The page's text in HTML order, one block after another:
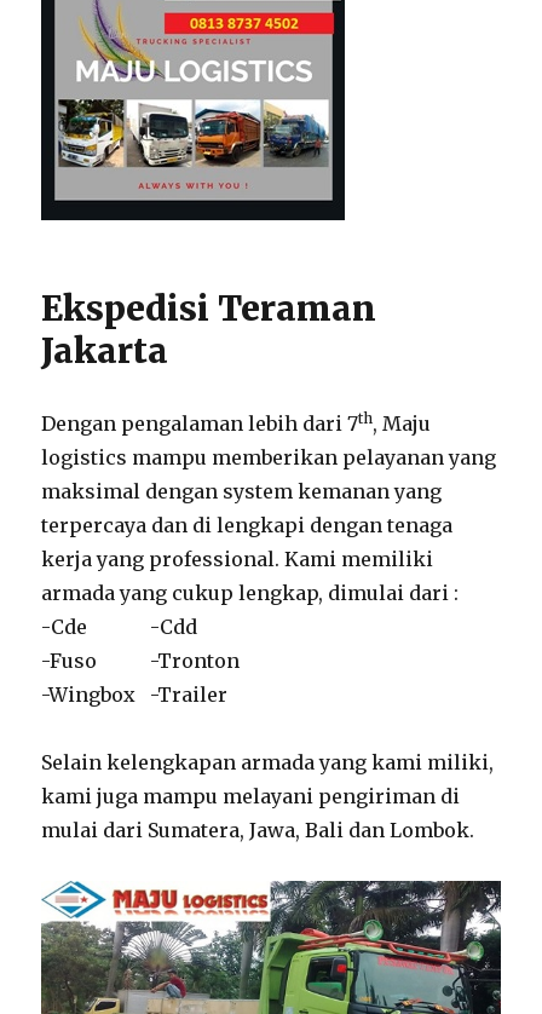
Ekspedisi Teraman
Jakarta
Dengan pengalaman lebih dari 7th, Maju
logistics mampu memberikan pelayanan yang
maksimal dengan system kemanan yang
terpercaya dan di lengkapi dengan tenaga
kerja yang professional. Kami memiliki
armada yang cukup lengkap, dimulai dari :
-Cde -Cdd
-Fuso -Tronton
-Wingbox -Trailer
Selain kelengkapan armada yang kami miliki,
kami juga mampu melayani pengiriman di
mulai dari Sumatera, Jawa, Bali dan Lombok.